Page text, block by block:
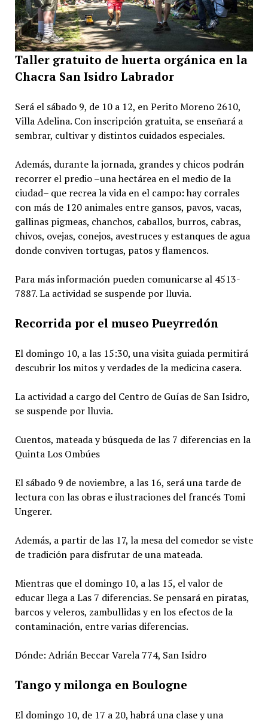
Taller gratuito de huerta orgánica en la
Chacra San Isidro Labrador
Será el sábado 9, de 10 a 12, en Perito Moreno 2610,
Villa Adelina. Con inscripción gratuita, se enseñará a
sembrar, cultivar y distintos cuidados especiales.
Además, durante la jornada, grandes y chicos podrán
recorrer el predio –una hectárea en el medio de la
ciudad– que recrea la vida en el campo: hay corrales
con más de 120 animales entre gansos, pavos, vacas,
gallinas pigmeas, chanchos, caballos, burros, cabras,
chivos, ovejas, conejos, avestruces y estanques de agua
donde conviven tortugas, patos y flamencos.
Para más información pueden comunicarse al 4513-
7887. La actividad se suspende por lluvia.
Recorrida por el museo Pueyrredón
El domingo 10, a las 15:30, una visita guiada permitirá
descubrir los mitos y verdades de la medicina casera.
La actividad a cargo del Centro de Guías de San Isidro,
se suspende por lluvia.
Cuentos, mateada y búsqueda de las 7 diferencias en la
Quinta Los Ombúes
El sábado 9 de noviembre, a las 16, será una tarde de
lectura con las obras e ilustraciones del francés Tomi
Ungerer.
Además, a partir de las 17, la mesa del comedor se viste
de tradición para disfrutar de una mateada.
Mientras que el domingo 10, a las 15, el valor de
educar llega a Las 7 diferencias. Se pensará en piratas,
barcos y veleros, zambullidas y en los efectos de la
contaminación, entre varias diferencias.
Dónde: Adrián Beccar Varela 774, San Isidro
Tango y milonga en Boulogne
El domingo 10, de 17 a 20, habrá una clase y una